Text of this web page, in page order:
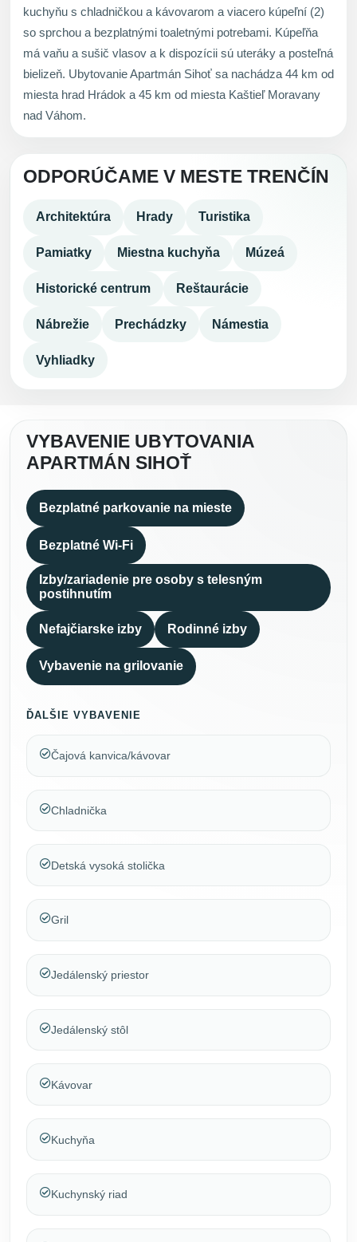
kuchyňu s chladničkou a kávovarom a viacero kúpeľní (2)
so sprchou a bezplatnými toaletnými potrebami. Kúpeľňa
má vaňu a sušič vlasov a k dispozícii sú uteráky a posteľná
bielizeň. Ubytovanie Apartmán Sihoť sa nachádza 44 km od
miesta hrad Hrádok a 45 km od miesta Kaštieľ Moravany
nad Váhom.
ODPORÚČAME V MESTE TRENČÍN
Architektúra Hrady Turistika
Pamiatky Miestna kuchyňa Múzeá
Historické centrum Reštaurácie
Nábrežie Prechádzky Námestia
Vyhliadky
VYBAVENIE UBYTOVANIA
APARTMÁN SIHOŤ
Bezplatné parkovanie na mieste
Bezplatné Wi-Fi
Izby/zariadenie pre osoby s telesným
postihnutím
Nefajčiarske izby Rodinné izby
Vybavenie na grilovanie
ĎALŠIE VYBAVENIE
Čajová kanvica/kávovar
Chladnička
Detská vysoká stolička
Gril
Jedálenský priestor
Jedálenský stôl
Kávovar
Kuchyňa
Kuchynský riad